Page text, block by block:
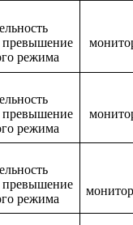
превышение
режима
превышение
режима
превышение
режима